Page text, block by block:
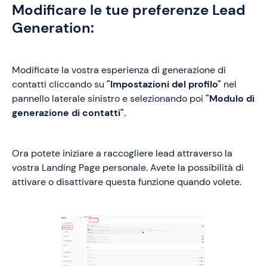
Modificare le tue preferenze Lead
Generation:
Modificate la vostra esperienza di generazione di
contatti cliccando su "Impostazioni del profilo" nel
pannello laterale sinistro e selezionando poi "Modulo di
generazione di contatti".
Ora potete iniziare a raccogliere lead attraverso la
vostra Landing Page personale. Avete la possibilità di
attivare o disattivare questa funzione quando volete.